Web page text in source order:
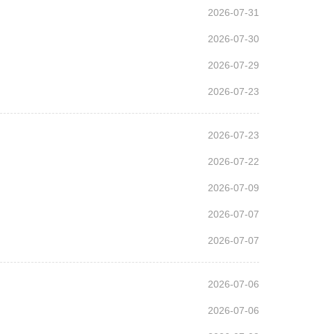
2026-07-31
2026-07-30
2026-07-29
2026-07-23
2026-07-23
2026-07-22
2026-07-09
2026-07-07
2026-07-07
2026-07-06
2026-07-06